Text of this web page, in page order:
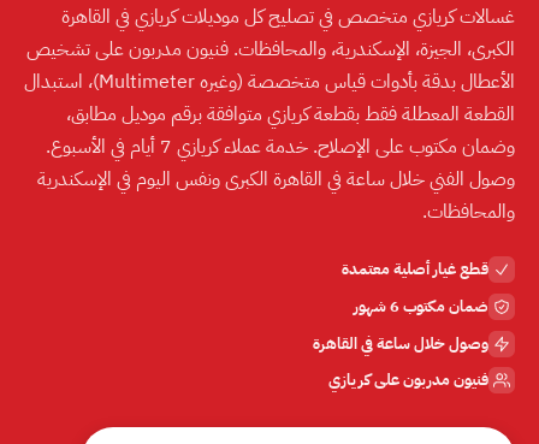
غسالات كريازي متخصص في تصليح كل موديلات كريازي في القاهرة
الكبرى، الجيزة، الإسكندرية، والمحافظات. فنيون مدربون على تشخيص
الأعطال بدقة بأدوات قياس متخصصة ⁨(Multimeter وغيره)⁩، استبدال
القطعة المعطلة فقط بقطعة كريازي متوافقة برقم موديل مطابق،
وضمان مكتوب على الإصلاح. خدمة عملاء كريازي 7 أيام في الأسبوع.
وصول الفني خلال ساعة في القاهرة الكبرى ونفس اليوم في الإسكندرية
والمحافظات.
قطع غيار أصلية معتمدة
ضمان مكتوب 6 شهور
وصول خلال ساعة في القاهرة
فنيون مدربون على كريازي